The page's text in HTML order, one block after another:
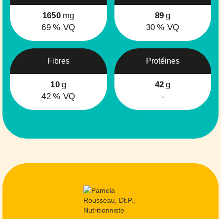
1650 mg
69 % VQ
89 g
30 % VQ
Fibres
10 g
42 % VQ
Protéines
42 g
-